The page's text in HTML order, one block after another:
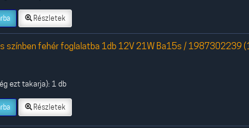
Részletek
színben fehér foglalatba 1db 12V 21W Ba15s / 1987302239
ezt takarja): 1 db
Részletek